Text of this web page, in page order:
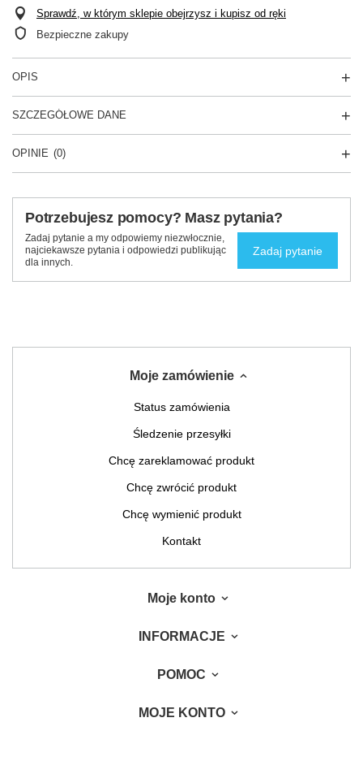
Sprawdź, w którym sklepie obejrzysz i kupisz od ręki
Bezpieczne zakupy
OPIS
SZCZEGÓŁOWE DANE
OPINIE (0)
Potrzebujesz pomocy? Masz pytania?
Zadaj pytanie a my odpowiemy niezwłocznie,
najciekawsze pytania i odpowiedzi publikując
dla innych.
Zadaj pytanie
Moje zamówienie
Status zamówienia
Śledzenie przesyłki
Chcę zareklamować produkt
Chcę zwrócić produkt
Chcę wymienić produkt
Kontakt
Moje konto
INFORMACJE
POMOC
MOJE KONTO